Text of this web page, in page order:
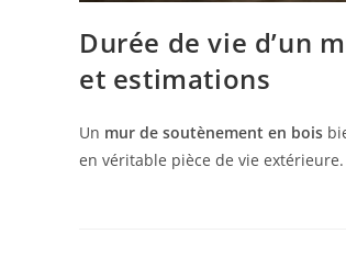
Durée de vie d’un
et estimations
Un mur de soutènement en bois
en véritable pièce de vie